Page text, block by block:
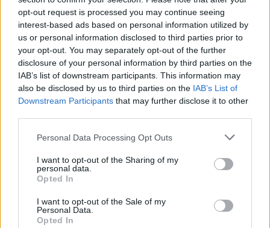
opt-out request is processed you may continue seeing
interest-based ads based on personal information utilized by
us or personal information disclosed to third parties prior to
your opt-out. You may separately opt-out of the further
disclosure of your personal information by third parties on the
IAB’s list of downstream participants. This information may
also be disclosed by us to third parties on the IAB’s List of
Downstream Participants that may further disclose it to other
Please note that this website/app uses one or more Google
not limited to your visit or usage behaviour. You may click to
grant or deny consent to Google and its third-party tags to
use your data for below specified purposes in below Google
consent section.
Personal Data Processing Opt Outs
I want to opt-out of the Sharing of my
personal data.
Opted In
I want to opt-out of the Sale of my
Personal Data.
Opted In